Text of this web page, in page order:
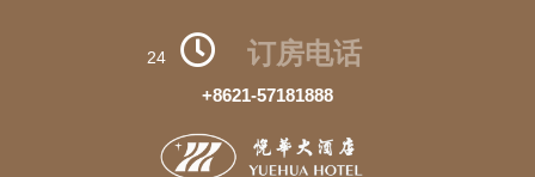
24 订房电话
+8621-57181888